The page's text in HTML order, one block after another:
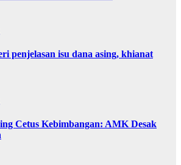
penjelasan isu dana asing, khianat
Cetus Kebimbangan: AMK Desak